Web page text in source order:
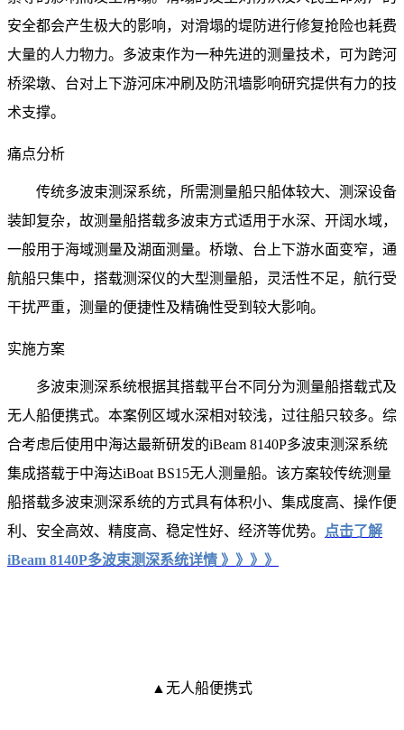
安全都会产生极大的影响，对滑塌的堤防进行修复抢险也耗费
大量的人力物力。多波束作为一种先进的测量技术，可为跨河
桥梁墩、台对上下游河床冲刷及防汛墙影响研究提供有力的技
术支撑。
痛点分析
传统多波束测深系统，所需测量船只船体较大、测深设备
装卸复杂，故测量船搭载多波束方式适用于水深、开阔水域，
一般用于海域测量及湖面测量。桥墩、台上下游水面变窄，通
航船只集中，搭载测深仪的大型测量船，灵活性不足，航行受
干扰严重，测量的便捷性及精确性受到较大影响。
实施方案
多波束测深系统根据其搭载平台不同分为测量船搭载式及
无人船便携式。本案例区域水深相对较浅，过往船只较多。综
合考虑后使用中海达最新研发的iBeam 8140P多波束测深系统
集成搭载于中海达iBoat BS15无人测量船。该方案较传统测量
船搭载多波束测深系统的方式具有体积小、集成度高、操作便
利、安全高效、精度高、稳定性好、经济等优势。
点击了解
iBeam 8140P多波束测深系统详情 》》》》
▲无人船便携式